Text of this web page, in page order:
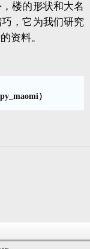
楼的形状和大名
，它为我们研究
资料。
）